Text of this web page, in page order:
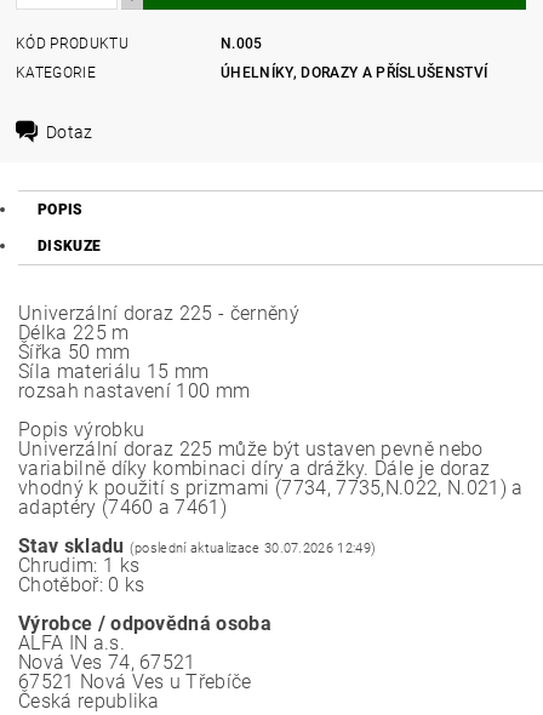
KÓD PRODUKTU
N.005
KATEGORIE
ÚHELNÍKY, DORAZY A PŘÍSLUŠENSTVÍ
Dotaz
POPIS
DISKUZE
Univerzální doraz 225 - černěný
Délka 225 m
Šířka 50 mm
Síla materiálu 15 mm
rozsah nastavení 100 mm
Popis výrobku
Univerzální doraz 225 může být ustaven pevně nebo
variabilně díky kombinaci díry a drážky. Dále je doraz
vhodný k použití s prizmami (7734, 7735,N.022, N.021) a
adaptéry (7460 a 7461)
Stav skladu (poslední aktualizace 30.07.2026 12:49)
Chrudim: 1 ks
Chotěboř: 0 ks
Výrobce / odpovědná osoba
ALFA IN a.s.
Nová Ves 74, 67521
67521 Nová Ves u Třebíče
Česká republika